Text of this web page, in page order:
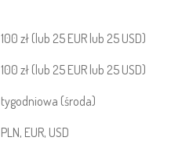
100 zł (lub 25 EUR lub 25 USD)
100 zł (lub 25 EUR lub 25 USD)
tygodniowa (środa)
PLN, EUR, USD